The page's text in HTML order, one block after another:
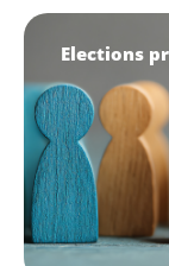
Elections